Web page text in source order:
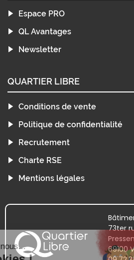
Espace PRO
QL Avantages
Newsletter
QUARTIER LIBRE
Conditions de vente
Politique de confidentialité
Recrutement
Charte RSE
Mentions légales
73ter
69100